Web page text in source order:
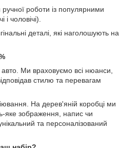
роботи із популярними
чоловічі).
деталі, які наголошують на
Ми враховуємо всі нюанси,
стилю та перевагам
На дерев'яній коробці ми
яке зображення, напис чи
та персоналізований